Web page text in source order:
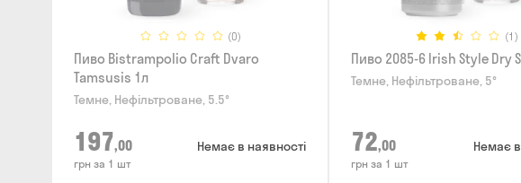
(0)
Пиво Bistrampolio Craft Dvaro
Tamsusis 1л
Темне, Нефільтроване, 5.5°
197,00
грн за 1 шт
Немає в наявності
(1)
Пиво 2085-6 Irish Style Dry
Темне, Нефільтроване, 5°
72,00
грн за 1 шт
Немає